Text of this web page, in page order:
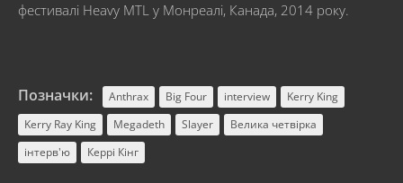
фестивалі Heavy MTL у Монреалі, Канада, 2014 року.
Позначки: Anthrax Big Four interview
Kerry King
Kerry Ray King
Megadeth Slayer
Велика четвірка
інтерв'ю
Керрі Кінг